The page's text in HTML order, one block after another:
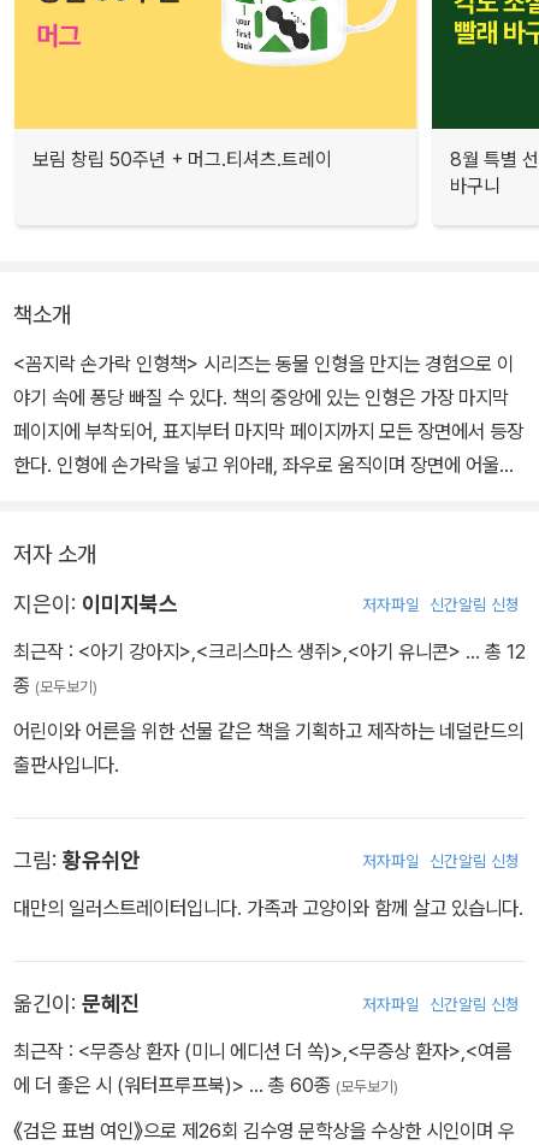
보림 창립 50주년 + 머그.티셔츠.트레이
8월 특별
바구니
책소개
<꼼지락 손가락 인형책> 시리즈는 동물 인형을 만지는 경험으로 이
야기 속에 퐁당 빠질 수 있다. 책의 중앙에 있는 인형은 가장 마지막
페이지에 부착되어, 표지부터 마지막 페이지까지 모든 장면에서 등장
한다. 인형에 손가락을 넣고 위아래, 좌우로 움직이며 장면에 어울리
하는 특별한 이야기를 만들어 보자.
저자 소개
지은이: 이미지북스 저자파일 신간알림 신청
최근작 : <아기 강아지>,<크리스마스 생쥐>,<아기 유니콘> … 총 12
종 (모두보기)
어린이와 어른을 위한 선물 같은 책을 기획하고 제작하는 네덜란드의
출판사입니다.
그림: 황유쉬안 저자파일 신간알림 신청
대만의 일러스트레이터입니다. 가족과 고양이와 함께 살고 있습니다.
옮긴이: 문혜진 저자파일 신간알림 신청
최근작 : <무증상 환자 (미니 에디션 더 쏙)>,<무증상 환자>,<여름
에 더 좋은 시 (워터프루프북)> … 총 60종 (모두보기)
《검은 표범 여인》으로 제26회 김수영 문학상을 수상한 시인이며 우